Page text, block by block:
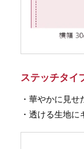
ステッチタイ
・華やかに見せ
・透ける生地